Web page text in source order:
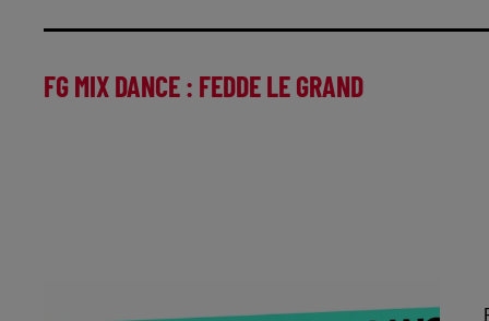
FG MIX DANCE : FEDDE LE GRAND